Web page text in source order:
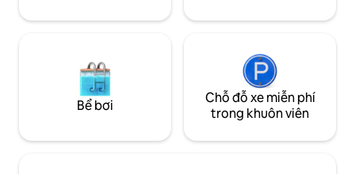
có rèm che sáng - mặt nạ ngủ.
Bể bơi
Chỗ đỗ xe miễn phí
trong khuôn viên